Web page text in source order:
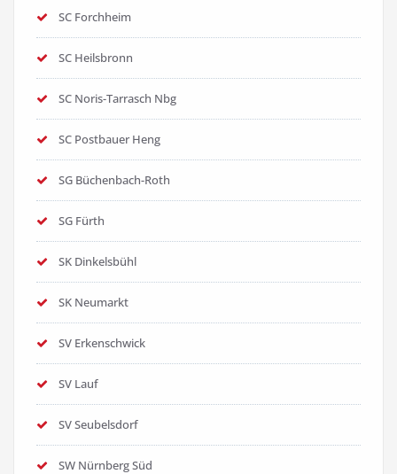
SC Forchheim
SC Heilsbronn
SC Noris-Tarrasch Nbg
SC Postbauer Heng
SG Büchenbach-Roth
SG Fürth
SK Dinkelsbühl
SK Neumarkt
SV Erkenschwick
SV Lauf
SV Seubelsdorf
SW Nürnberg Süd